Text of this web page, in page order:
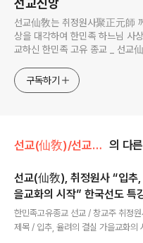
선교신앙
선교仙敎는 취정원사聚正元師 께서 천지인합일 정회
상을 대각하여 한민족 하느님 사상의 본
교하신 한민족 고유 종교 _ 선
구독하기
선교(仙敎)/선교수행 의 다
선교(仙敎), 취정원사 “입추,
을교화의 시작” 한국선도 특
한민족고유종교 선교 / 창교주 취정
제목 / 입추, 율려의 결실 가을교화의